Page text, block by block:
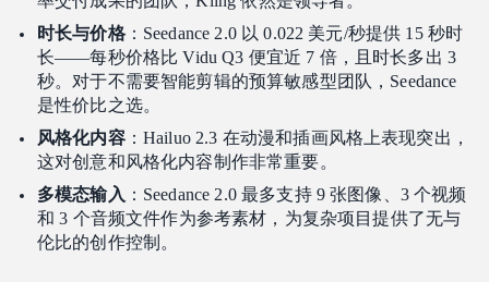
时长与价格：Seedance 2.0 以 0.022 美元/秒提供 15 秒时
长——每秒价格比 Vidu Q3 便宜近 7 倍，且时长多出 3
秒。对于不需要智能剪辑的预算敏感型团队，Seedance
是性价比之选。
风格化内容：Hailuo 2.3 在动漫和插画风格上表现突出，
这对创意和风格化内容制作非常重要。
多模态输入 ：Seedance 2.0 最多支持 9 张图像、3 个视频
和 3 个音频文件作为参考素材，为复杂项目提供了无与
伦比的创作控制。